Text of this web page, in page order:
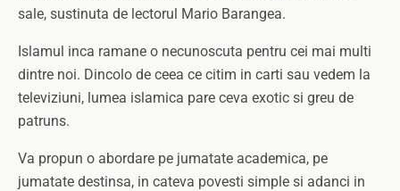
sale, sustinuta de lectorul Mario Barangea.
Islamul inca ramane o necunoscuta pentru cei mai multi
dintre noi. Dincolo de ceea ce citim in carti sau vedem la
televiziuni, lumea islamica pare ceva exotic si greu de
patruns.
Va propun o abordare pe jumatate academica, pe
jumatate destinsa, in cateva povesti simple si adanci in